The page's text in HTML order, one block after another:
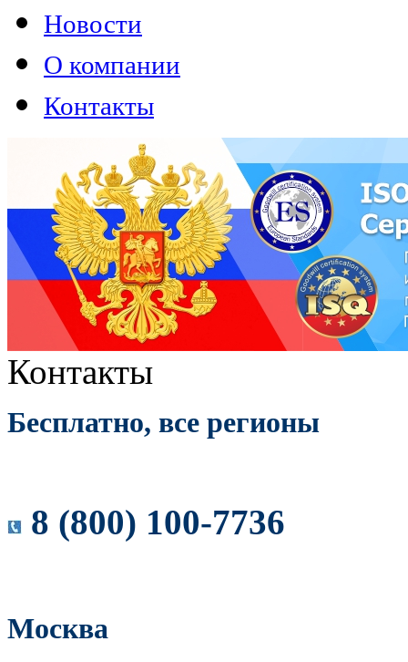
Новости
О компании
Контакты
Контакты
Бесплатно, все регионы
8 (800) 100-7736
Москва